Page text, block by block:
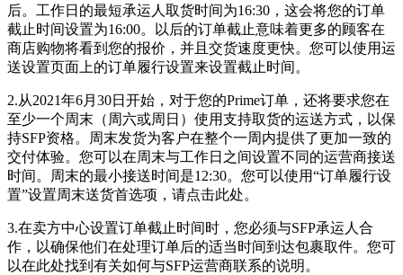
后。工作日的最短承运人取货时间为16:30，这会将您的订单
截止时间设置为16:00。以后的订单截止意味着更多的顾客在
商店购物将看到您的报价，并且交货速度更快。您可以使用运
送设置页面上的订单履行设置来设置截止时间。
2.从2021年6月30日开始，对于您的Prime订单，还将要求您在
至少一个周末（周六或周日）使用支持取货的运送方式，以保
持SFP资格。周末发货为客户在整个一周内提供了更加一致的
交付体验。您可以在周末与工作日之间设置不同的运营商接送
时间。周末的最小接送时间是12:30。您可以使用“订单履行设
置”设置周末送货首选项，请点击此处。
3.在卖方中心设置订单截止时间时，您必须与SFP承运人合
作，以确保他们在处理订单后的适当时间到达包裹取件。您可
以在此处找到有关如何与SFP运营商联系的说明。